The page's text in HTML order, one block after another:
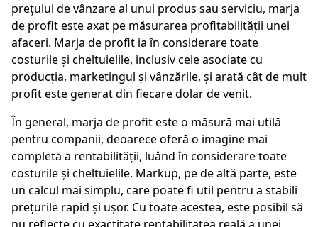
prețului de vânzare al unui produs sau serviciu, marja
de profit este axat pe măsurarea profitabilității unei
afaceri. Marja de profit ia în considerare toate
costurile și cheltuielile, inclusiv cele asociate cu
producția, marketingul și vânzările, și arată cât de mult
profit este generat din fiecare dolar de venit.
În general, marja de profit este o măsură mai utilă
pentru companii, deoarece oferă o imagine mai
completă a rentabilității, luând în considerare toate
costurile și cheltuielile. Markup, pe de altă parte, este
un calcul mai simplu, care poate fi util pentru a stabili
prețurile rapid și ușor. Cu toate acestea, este posibil să